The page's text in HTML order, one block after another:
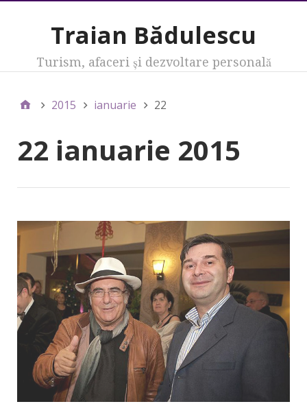
Traian Bădulescu
Turism, afaceri şi dezvoltare personală
2015 ianuarie 22
22 ianuarie 2015